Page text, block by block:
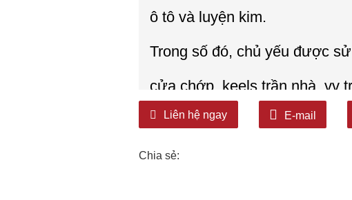
ô tô và luyện kim.
Trong số đó, chủ yếu được
cửa chớp, keels trần nhà, vv
Liên hệ ngay E-mail
Chia sẻ: